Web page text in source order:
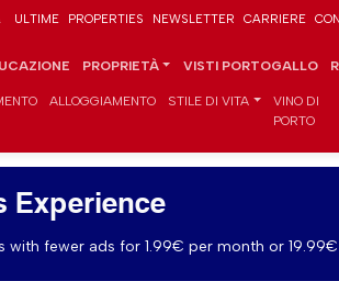
ULTIME PROPERTIES NEWSLETTER CARRIERE
PROPRIETÀ VISTI PORTOGALLO
ALLOGGIAMENTO STILE DI VITA
VINO DI
PORTO
Experience
with fewer ads for 1.99€ per month or